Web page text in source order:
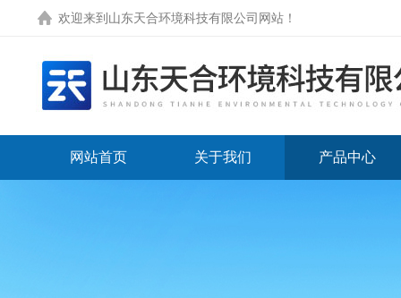
欢迎来到 山东天合环境科技有限公司网站 ！
网站首页 关于我们 产品中心